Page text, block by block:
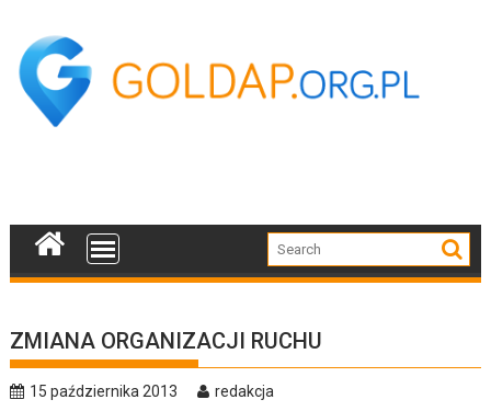
content
ZMIANA ORGANIZACJI RUCHU
15 października 2013 redakcja